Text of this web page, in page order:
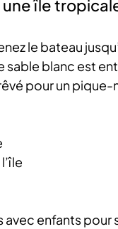
île
le bateau
sable blanc est
pour un
enfants pour